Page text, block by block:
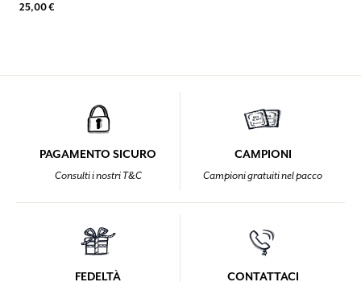
25,00 €
PAGAMENTO SICURO
Consulti i nostri T&C
CAMPIONI
Campioni gratuiti nel pacco
FEDELTÀ CONTATTACI